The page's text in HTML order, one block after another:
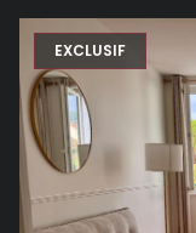
EXCLUSIF